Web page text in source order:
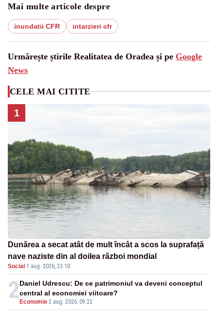
Mai multe articole despre
inundatii CFR intarzieri cfr
Urmărește știrile Realitatea de Oradea și pe Google
News
CELE MAI CITITE
1
Dunărea a secat atât de mult încât a scos la suprafață
nave naziste din al doilea război mondial
Social ·1 aug. 2026, 23:10
2 Economie-2 aug. 2026, 09:22
Daniel Udrescu: De ce patrimoniul va deveni conceptul
central al economiei viitoare?